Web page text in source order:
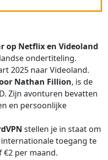
op Netflix en Videoland
ondertiteling.
2025 naar Videoland.
Nathan Fillion, is de
Zijn avonturen bevatten
en persoonlijke
stellen je in staat om
toegang te
€2 per maand.